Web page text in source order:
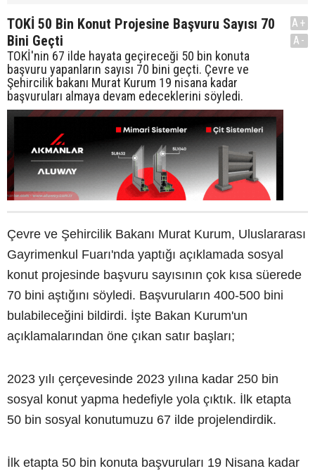
TOKİ 50 Bin Konut Projesine Başvuru Sayısı 70
Bini Geçti
TOKİ'nin 67 ilde hayata geçireceği 50 bin konuta
başvuru yapanların sayısı 70 bini geçti. Çevre ve
Şehircilik bakanı Murat Kurum 19 nisana kadar
başvuruları almaya devam edeceklerini söyledi.
A+
A-
Çevre ve Şehircilik Bakanı Murat Kurum, Uluslararası
Gayrimenkul Fuarı'nda yaptığı açıklamada sosyal
konut projesinde başvuru sayısının çok kısa süerede
70 bini aştığını söyledi. Başvuruların 400-500 bini
bulabileceğini bildirdi. İşte Bakan Kurum'un
açıklamalarından öne çıkan satır başları;
2023 yılı çerçevesinde 2023 yılına kadar 250 bin
sosyal konut yapma hedefiyle yola çıktık. İlk etapta
50 bin sosyal konutumuzu 67 ilde projelendirdik.
İlk etapta 50 bin konuta başvuruları 19 Nisana kadar